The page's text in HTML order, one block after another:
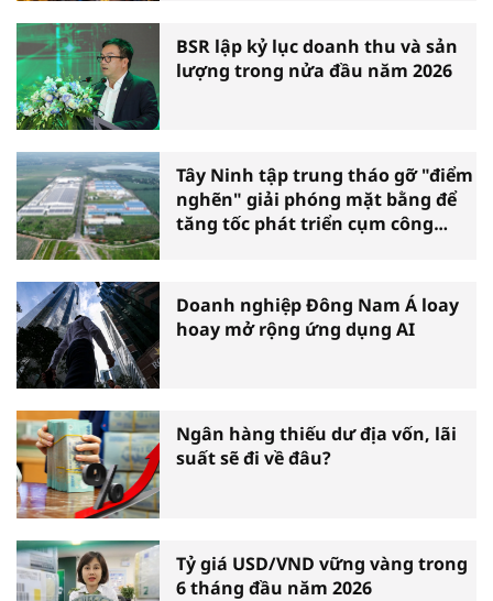
BSR lập kỷ lục doanh thu và sản
lượng trong nửa đầu năm 2026
Tây Ninh tập trung tháo gỡ "điểm
nghẽn" giải phóng mặt bằng để
tăng tốc phát triển cụm công
Doanh nghiệp Đông Nam Á loay
hoay mở rộng ứng dụng AI
Ngân hàng thiếu dư địa vốn, lãi
suất sẽ đi về đâu?
Tỷ giá USD/VND vững vàng trong
6 tháng đầu năm 2026